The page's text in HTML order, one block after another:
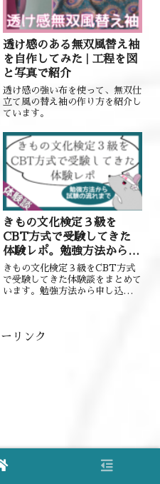
透け感のある無双風替え袖
を自作してみた | 工程を図
と写真で紹介
透け感の強い布を使って、無双仕
立て風の替え袖の作り方を紹介し
ています。
きもの文化検定３級を
CBT方式で受験してきた
体験レポ。勉強方法から試
験の流れまで紹介！
きもの文化検定３級をCBT方式
で受験してきた体験談をまとめて
います。勉強方法から申し込み、
リンク